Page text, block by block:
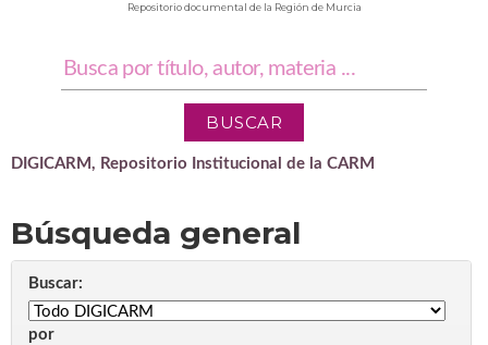
Repositorio documental de la Región de Murcia
DIGICARM, Repositorio Institucional de la CARM
Búsqueda general
Buscar:
por